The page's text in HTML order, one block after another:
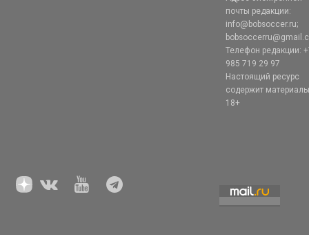
почты редакции:
info@bobsoccer.ru;
Телефон редакции:
985 719 29 97
Настоящий ресурс
содержит
18+